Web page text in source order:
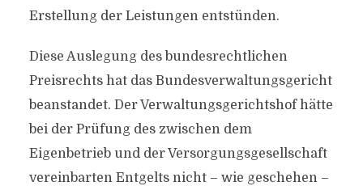
Erstellung der Leistungen entstünden.
Diese Auslegung des bundesrechtlichen
Preisrechts hat das Bundesverwaltungsgericht
beanstandet. Der Verwaltungsgerichtshof hätte
bei der Prüfung des zwischen dem
Eigenbetrieb und der Versorgungsgesellschaft
vereinbarten Entgelts nicht – wie geschehen –